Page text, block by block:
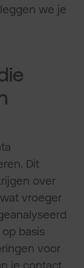
we je
Dit
over
vroeger
basis
voor
je contact